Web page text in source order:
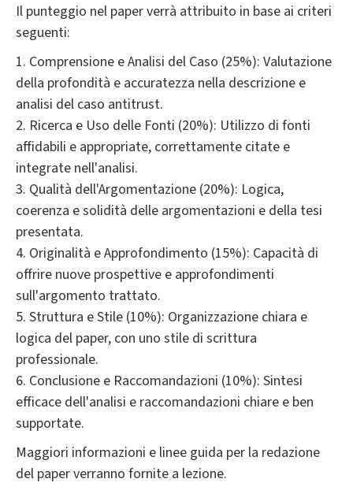
Il punteggio nel paper verrà attribuito in base ai criteri
seguenti:
1. Comprensione e Analisi del Caso (25%): Valutazione
della profondità e accuratezza nella descrizione e
analisi del caso antitrust.
2. Ricerca e Uso delle Fonti (20%): Utilizzo di fonti
affidabili e appropriate, correttamente citate e
integrate nell'analisi.
3. Qualità dell'Argomentazione (20%): Logica,
coerenza e solidità delle argomentazioni e della tesi
presentata.
4. Originalità e Approfondimento (15%): Capacità di
offrire nuove prospettive e approfondimenti
sull'argomento trattato.
5. Struttura e Stile (10%): Organizzazione chiara e
logica del paper, con uno stile di scrittura
professionale.
6. Conclusione e Raccomandazioni (10%): Sintesi
efficace dell'analisi e raccomandazioni chiare e ben
supportate.
Maggiori informazioni e linee guida per la redazione
del paper verranno fornite a lezione.